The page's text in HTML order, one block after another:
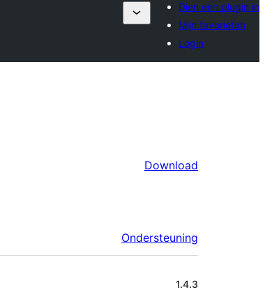
Dien een plugin in
Mijn favorieten
Login
Download
Ondersteuning
1.4.3